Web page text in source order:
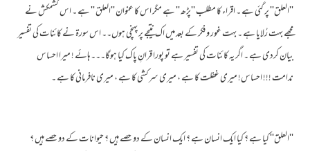
''العلق'' پر گئی ہے ۔ اقراء کا مطلب ''پڑھ '' ہے مگر اس کا عنوان ''العلق '' ہے ۔ اس کشمکش نے
مجھے بہت رُلایا ہے ۔ بہت غور و فکر کے بعد میں اک نتیجے پر پہنچی ہوں۔۔ اس سورۃ نے کائنات کی تفسیر
بیان کردی ہے ۔ اگر یہ کائنات کی تفسیر ہے تو پورا قرانِ پاک کیا ہوگا۔۔۔ہائے ! میرا احساس
ندامت !!! احساس! میری غفلت کا ہے ، میری سرکشی کا ہے ، میری نافرمانی کا ہے ۔
''العلق'' کیا ہے ؟ کیا ایک انسان ہے ؟ ایک انسان کے دو حصے ہیں ؟ حیوانات کے دو حصے ہیں ؟